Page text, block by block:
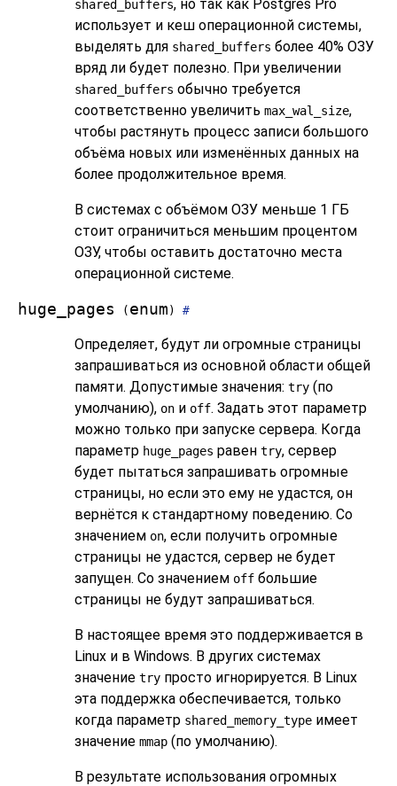
shared_buffers, но так как Postgres Pro
использует и кеш операционной системы,
выделять для shared_buffers более 40% ОЗУ
вряд ли будет полезно. При увеличении
shared_buffers обычно требуется
соответственно увеличить max_wal_size,
чтобы растянуть процесс записи большого
объёма новых или изменённых данных на
более продолжительное время.
В системах с объёмом ОЗУ меньше 1 ГБ
стоит ограничиться меньшим процентом
ОЗУ, чтобы оставить достаточно места
операционной системе.
huge_pages ( enum ) #
Определяет, будут ли огромные страницы
запрашиваться из основной области общей
памяти. Допустимые значения: try (по
умолчанию), on и off. Задать этот параметр
можно только при запуске сервера. Когда
параметр huge_pages равен try, сервер
будет пытаться запрашивать огромные
страницы, но если это ему не удастся, он
вернётся к стандартному поведению. Со
значением on, если получить огромные
страницы не удастся, сервер не будет
запущен. Со значением off большие
страницы не будут запрашиваться.
В настоящее время это поддерживается в
Linux и в Windows. В других системах
значение try просто игнорируется. В Linux
эта поддержка обеспечивается, только
когда параметр shared_memory_type имеет
значение mmap (по умолчанию).
В результате использования огромных